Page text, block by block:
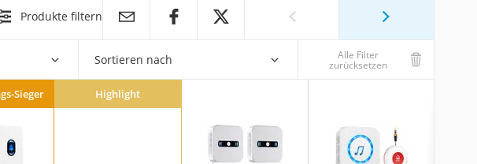
Produkte filtern
Sortieren nach Alle Filter
zurücksetzen
Sieger Highlight